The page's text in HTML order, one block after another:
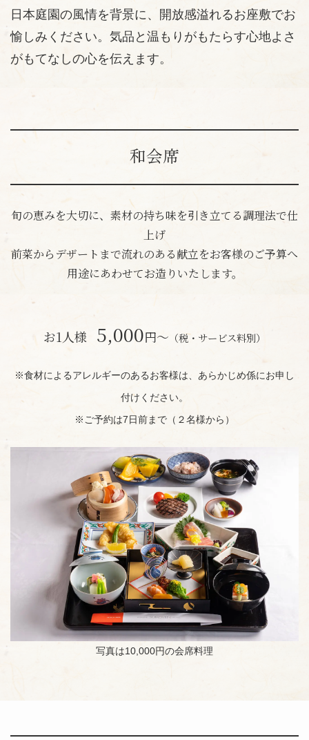
日本庭園の風情を背景に、開放感溢れるお座敷でお
愉しみください。気品と温もりがもたらす心地よさ
がもてなしの心を伝えます。
和会席
旬の恵みを大切に、素材の持ち味を引き立てる調理法で仕
上げ
前菜からデザートまで流れのある献立をお客様のご予算へ
用途にあわせてお造りいたします。
お1人様 5,000円〜 （税・サービス料別）
※食材によるアレルギーのあるお客様は、あらかじめ係にお申し
付けください。
※ご予約は7⽇前まで（２名様から）
写真は10,000円の会席料理